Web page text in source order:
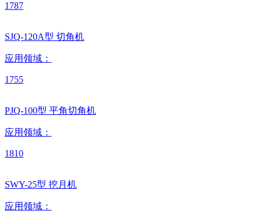
1787
SJQ-120A型 切角机
应用领域：
1755
PJQ-100型 平角切角机
应用领域：
1810
SWY-25型 挖月机
应用领域：